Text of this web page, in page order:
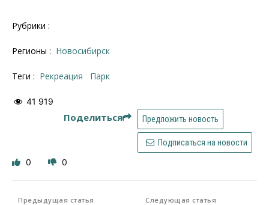
Рубрики :
Регионы : Новосибирск
Теги : рекреация парк
41 919
Поделиться Предложить новость
Подписаться на новости
0 0
Предыдущая статья Следующая статья